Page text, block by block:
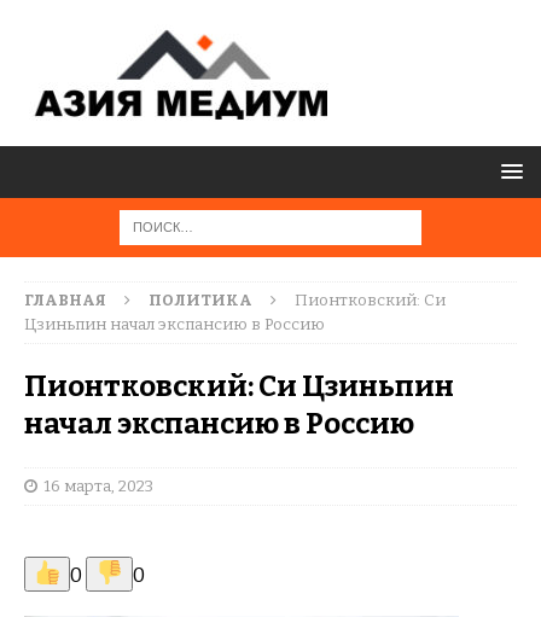
ГЛАВНАЯ ПОЛИТИКА
Пионтковский: Си
Цзиньпин начал экспансию в Россию
Пионтковский: Си Цзиньпин
начал экспансию в Россию
16 марта, 2023
0 0